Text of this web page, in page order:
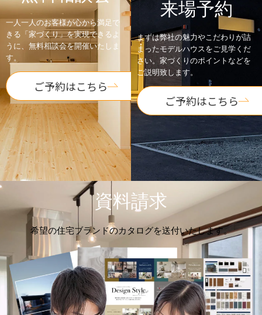
一人一人のお客様が心から満足で
きる「家づくり」を実現できるよ
うに、無料相談会を開催いたしま
す。
ご予約はこちら
来場予約
まずは弊社の魅力やこだわりが詰
まったモデルハウスをご見学くだ
さい。家づくりのポイントなどを
ご説明致します。
ご予約はこちら
資料請求
希望の住宅ブランドのカタログを送付いたします。